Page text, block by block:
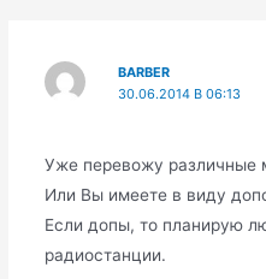
BARBER
30.06.2014 В 06:13
Уже перевожу различные
Или Вы имеете в виду
Если допы, то планирую
радиостанции.